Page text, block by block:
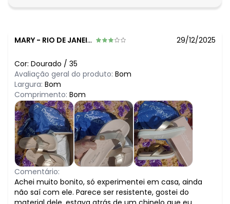
MARY - RIO DE JANEIRO - RJ 29/12/2025
Cor: Dourado / 35
Avaliação geral do produto: Bom
Largura: Bom
Comprimento: Bom
Comentário:
Achei muito bonito, só experimentei em casa, ainda
não saí com ele. Parece ser resistente, gostei do